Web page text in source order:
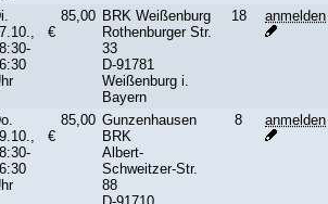
85,00
€
BRK Weißenburg
Rothenburger Str.
33
D-91781
Weißenburg i.
Bayern
18 anmelden
85,00
€
Gunzenhausen
BRK
Albert-
Schweitzer-Str.
88
8 anmelden